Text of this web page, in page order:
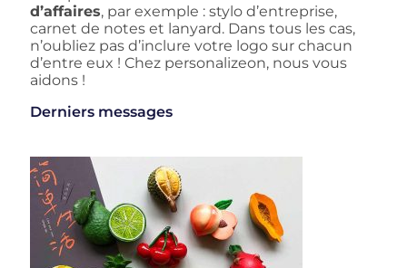
d’affaires, par exemple : stylo d’entreprise,
carnet de notes et lanyard. Dans tous les cas,
n’oubliez pas d’inclure votre logo sur chacun
d’entre eux ! Chez personalizeon, nous vous
aidons !
Derniers messages